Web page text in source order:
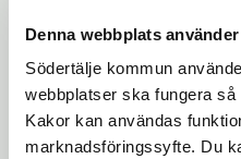
Denna webbplats
Södertälje kommun
webbplatser ska fungera
Kakor kan användas
marknadsföringssyfte. Du
höghastighetsjärnväg
kilometer i timmen på
Stationer för av- och
sex platser: